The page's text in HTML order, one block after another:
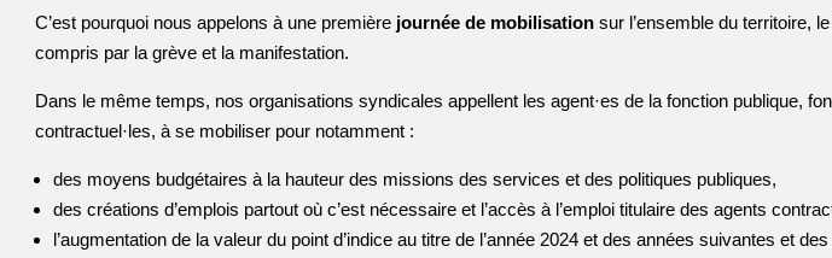
C’est pourquoi nous appelons à une première journée de mobilisation sur l’ensemble du territoire, le
compris par la grève et la manifestation.
Dans le même temps, nos organisations syndicales appellent les agent·es de la fonction publique,
contractuel·les, à se mobiliser pour notamment :
des moyens budgétaires à la hauteur des missions des services et des politiques publiques,
des créations d’emplois partout où c’est nécessaire et l’accès à l’emploi titulaire des agents
l’augmentation de la valeur du point d’indice au titre de l’année 2024 et des années suivantes et